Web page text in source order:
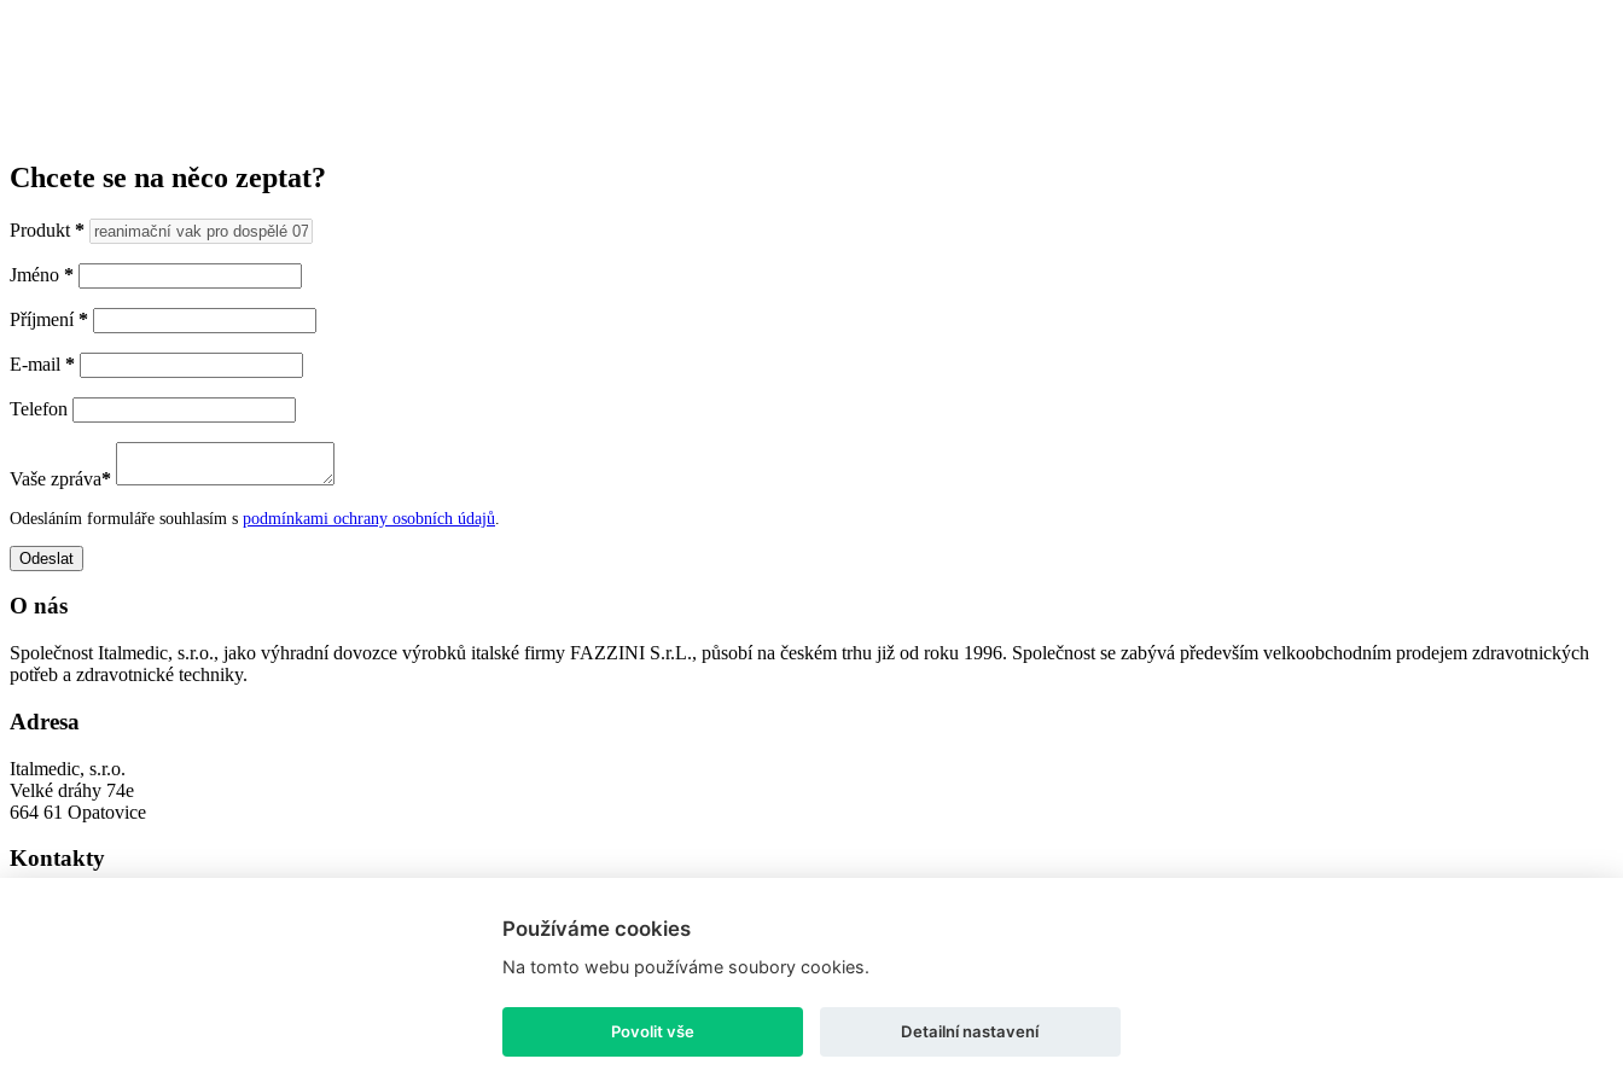
Chcete se na něco zeptat?
Produkt *
Jméno *
Příjmení*
E-mail *
Telefon
Vaše zpráva*
Odesláním formuláře souhlasím s podmínkami ochrany osobních údajů
O nás
Společnost Italmedic, s.r.o., jako výhradní dovozce výrobků italské firmy FAZZINI S.r.L., působí na českém trhu již od roku 1996. Společnost se zabývá především velkoobchodním prodejem zdravotnických
potřeb a zdravotnické techniky.
Adresa
Italmedic, s.r.o.
Velké dráhy 74e
664 61 Opatovice
Kontakty
Používáme cookies
Na tomto webu používáme soubory cookies.
Povolit vše Detailní nastavení